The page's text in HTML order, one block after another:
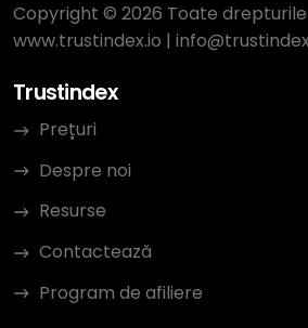
Copyright © 2026 Toate
www.trustindex.io |
Trustindex
Prețuri
Despre noi
Resurse
Contactează
Program de afiliere